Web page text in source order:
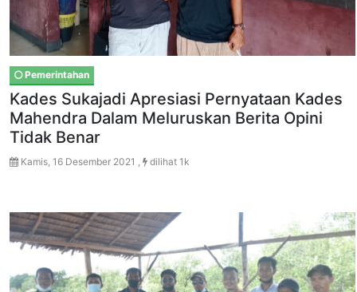
Pemerintahan
Kades Sukajadi Apresiasi Pernyataan Kades
Mahendra Dalam Meluruskan Berita Opini
Tidak Benar
Kamis, 16 Desember 2021 , dilihat 1k